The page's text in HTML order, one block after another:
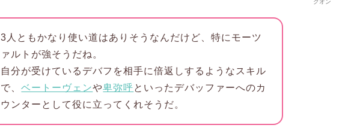
クオン
3人ともかなり使い道はありそうなんだけど、特にモーツ
ァルトが強そうだね。
自分が受けているデバフを相手に倍返しするようなスキル
で、ベートーヴェンや卑弥呼といったデバッファーへのカ
ウンターとして役に立ってくれそうだ。